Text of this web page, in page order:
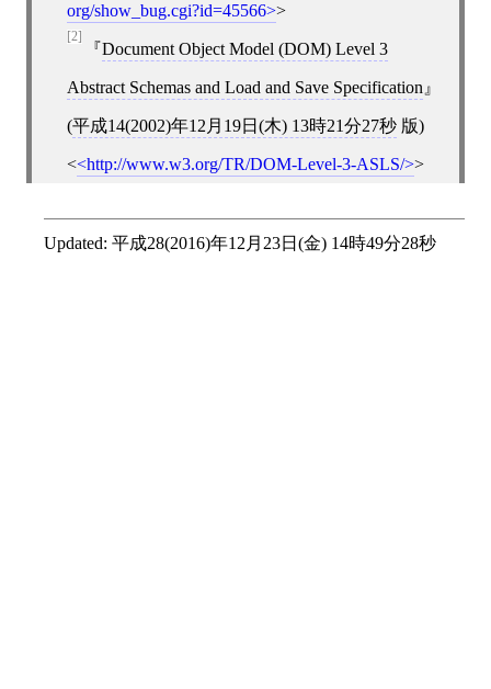
org/show_bug.cgi?id=45566 >
[2]
Document Object Model (DOM) Level 3
Abstract Schemas and Load and Save Specification
(平成14(2002)年12月19日(木) 13時21分27秒版)
< http://www.w3.org/TR/DOM-Level-3-ASLS/ >
Updated: 平成28(2016)年12月23日(金) 14時49分28秒